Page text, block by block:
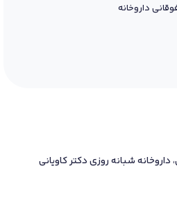
داروخانه
داروخانه شبانه روزی دکتر کاویانی